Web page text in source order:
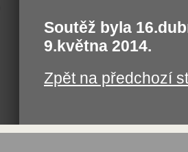
Soutěž byla
9.května 2014.
Zpět na předchozí